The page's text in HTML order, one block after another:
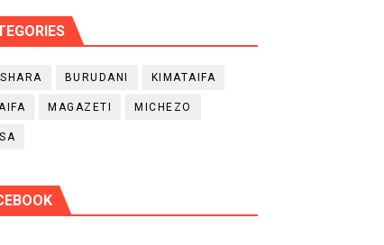
BURUDANI KIMATAIFA
MAGAZETI MICHEZO